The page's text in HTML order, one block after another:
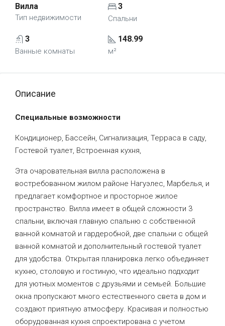
Вилла
Тип недвижимости
3
Спальни
3
Ванные комнаты
148.99
м²
Описание
Специальные возможности
Кондиционер, Бассейн, Сигнализация, Терраса в саду,
Гостевой туалет, Встроенная кухня,
Эта очаровательная вилла расположена в
востребованном жилом районе Нагуэлес, Марбелья, и
предлагает комфортное и просторное жилое
пространство. Вилла имеет в общей сложности 3
спальни, включая главную спальню с собственной
ванной комнатой и гардеробной, две спальни с общей
ванной комнатой и дополнительный гостевой туалет
для удобства. Открытая планировка легко объединяет
кухню, столовую и гостиную, что идеально подходит
для уютных моментов с друзьями и семьей. Большие
окна пропускают много естественного света в дом и
создают приятную атмосферу. Красивая и полностью
оборудованная кухня спроектирована с учетом